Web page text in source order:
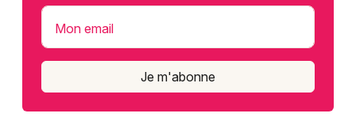
Mon email
Je m'abonne